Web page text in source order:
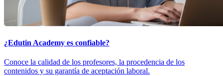
¿Edutin Academy es confiable?
Conoce la calidad de los profesores, la procedencia de los
contenidos y su garantía de aceptación laboral.